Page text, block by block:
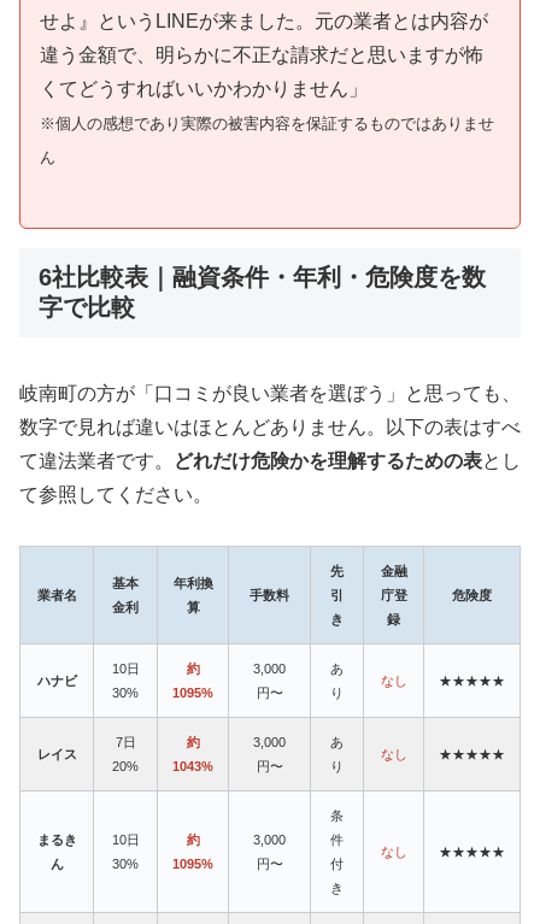
せよ』というLINEが来ました。元の業者とは内容が
違う金額で、明らかに不正な請求だと思いますが怖
くてどうすればいいかわかりません」
※個人の感想であり実際の被害内容を保証するものではありませ
ん
6社比較表｜融資条件・年利・危険度を数
字で比較
岐南町の方が「口コミが良い業者を選ぼう」と思っても、
数字で見れば違いはほとんどありません。以下の表はすべ
て違法業者です。
どれだけ危険かを理解するための表とし
て参照してください。
業者名
基本
金利
年利換
算
手数料
先
引
き
金融
庁登
録
危険度
ハナビ
10日
30%
約
1095%
3,000
円〜
あ
り
なし ★★★★★
レイス
7日
20%
約
1043%
3,000
円〜
あ
り
なし ★★★★★
まるき
ん
10日
30%
約
1095%
3,000
円〜
条
件
付
き
なし ★★★★★